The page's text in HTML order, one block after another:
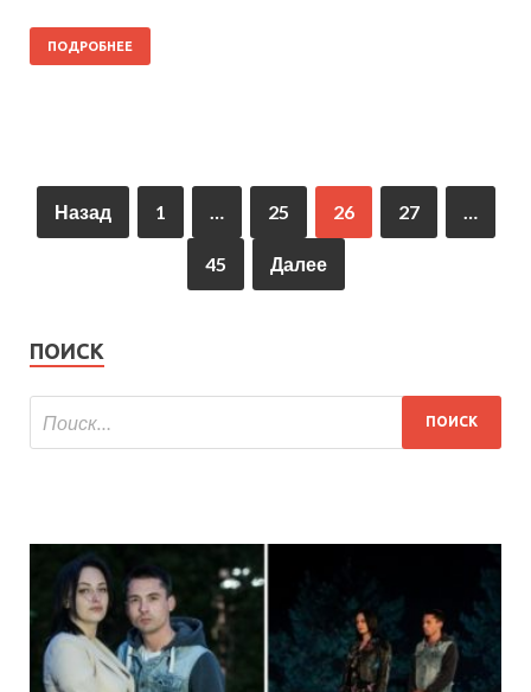
ПОДРОБНЕЕ
Назад 1 25 26 27
45 Далее
ПОИСК